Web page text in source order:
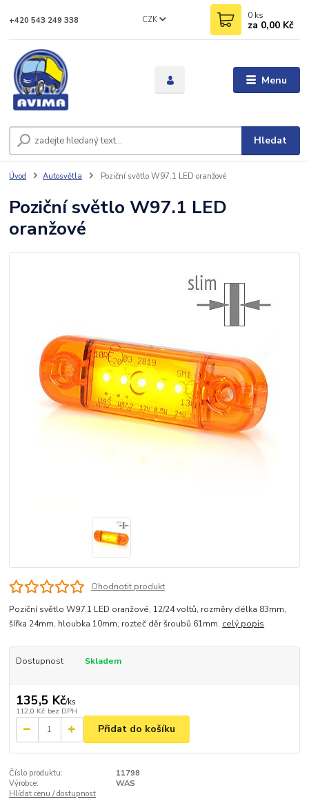
Menu
CZK
Hledat
+420 543 249 338 0 ks
za 0,00 Kč
Úvod Autosvětla Poziční světlo W97.1 LED oranžové
Poziční světlo W97.1 LED
oranžové
Ohodnotit produkt
Poziční světlo W97.1 LED oranžové, 12/24 voltů, rozměry délka 83mm,
šířka 24mm, hloubka 10mm, rozteč děr šroubů 61mm. celý popis
Dostupnost Skladem
135,5 Kč/ks
112,0 Kč bez DPH
Přidat do košíku
Číslo produktu:
11798
Výrobce:
WAS
Hlídat cenu / dostupnost